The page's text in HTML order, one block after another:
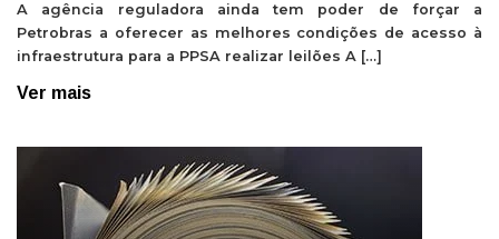
A agência reguladora ainda tem poder de forçar a
Petrobras a oferecer as melhores condições de acesso à
infraestrutura para a PPSA realizar leilões A […]
Ver mais